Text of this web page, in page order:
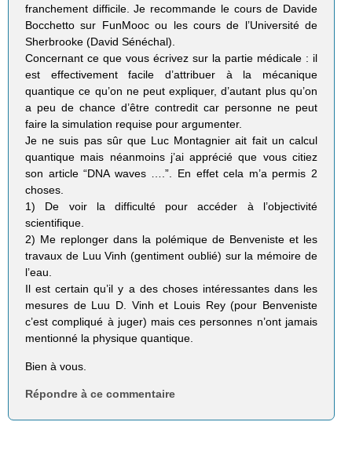
franchement difficile. Je recommande le cours de Davide
Bocchetto sur FunMooc ou les cours de l’Université de
Sherbrooke (David Sénéchal).
Concernant ce que vous écrivez sur la partie médicale : il
est effectivement facile d’attribuer à la mécanique
quantique ce qu’on ne peut expliquer, d’autant plus qu’on
a peu de chance d’être contredit car personne ne peut
faire la simulation requise pour argumenter.
Je ne suis pas sûr que Luc Montagnier ait fait un calcul
quantique mais néanmoins j’ai apprécié que vous citiez
son article “DNA waves ….”. En effet cela m’a permis 2
choses.
1) De voir la difficulté pour accéder à l’objectivité
scientifique.
2) Me replonger dans la polémique de Benveniste et les
travaux de Luu Vinh (gentiment oublié) sur la mémoire de
l’eau.
Il est certain qu’il y a des choses intéressantes dans les
mesures de Luu D. Vinh et Louis Rey (pour Benveniste
c’est compliqué à juger) mais ces personnes n’ont jamais
mentionné la physique quantique.
Bien à vous.
Répondre à ce commentaire